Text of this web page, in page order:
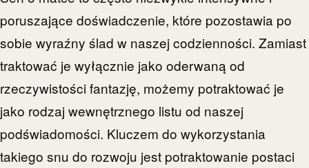
poruszające doświadczenie, które pozostawia po
sobie wyraźny ślad w naszej codzienności. Zamiast
traktować je wyłącznie jako oderwaną od
rzeczywistości fantazję, możemy potraktować je
jako rodzaj wewnętrznego listu od naszej
podświadomości. Kluczem do wykorzystania
takiego snu do rozwoju jest potraktowanie postaci